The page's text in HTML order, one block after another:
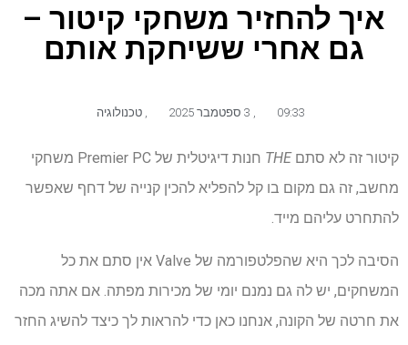
איך להחזיר משחקי קיטור –
גם אחרי ששיחקת אותם
09:33
,
, טכנולוגיה
קיטור זה לא סתםTHE
חנות דיגיטלית של Premier PC משחקי
מחשב, זה גם מקום בו קל להפליא להכין קנייה של דחף שאפשר
להתחרט עליהם מייד.
הסיבה לכך היא שהפלטפורמה של Valve אין סתם את כל
המשחקים, יש לה גם נמנם יומי של מכירות מפתה. אם אתה מכה
את חרטה של ​​הקונה, אנחנו כאן כדי להראות לך כיצד להשיג החזר